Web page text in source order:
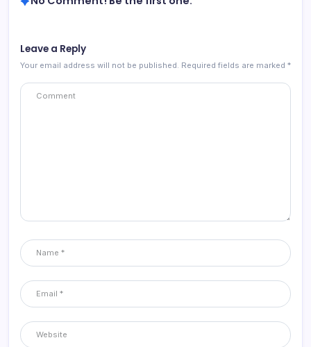
Leave a Reply
Your email address will not be published. Required fields are marked *